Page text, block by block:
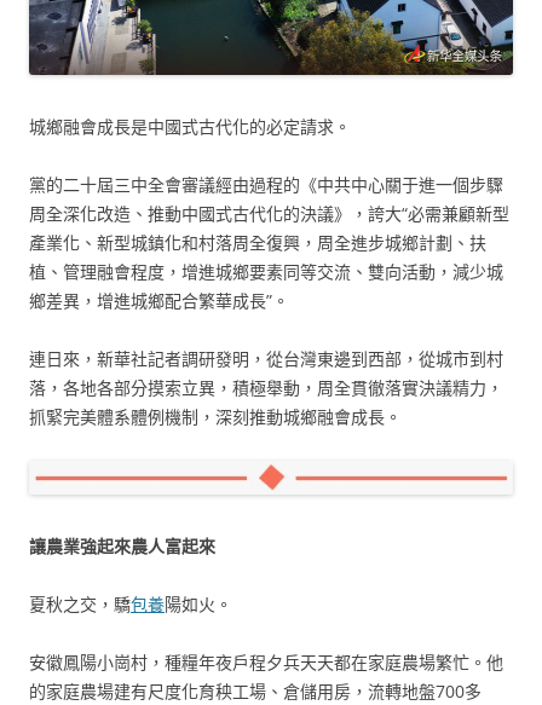
城鄉融會成長是中國式古代化的必定請求。
黨的二十屆三中全會審議經由過程的《中共中心關于進一個步驟
周全深化改造、推動中國式古代化的決議》，誇大“必需兼顧新型
產業化、新型城鎮化和村落周全復興，周全進步城鄉計劃、扶
植、管理融會程度，增進城鄉要素同等交流、雙向活動，減少城
鄉差異，增進城鄉配合繁華成長”。
連日來，新華社記者調研發明，從台灣東邊到西部，從城市到村
落，各地各部分摸索立異，積極舉動，周全貫徹落實決議精力，
抓緊完美體系體例機制，深刻推動城鄉融會成長。
讓農業強起來農人富起來
夏秋之交，驕包養陽如火。
安徽鳳陽小崗村，種糧年夜戶程夕兵天天都在家庭農場繁忙。他
的家庭農場建有尺度化育秧工場、倉儲用房，流轉地盤700多